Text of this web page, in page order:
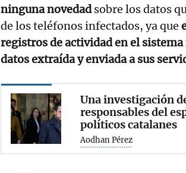
ninguna novedadsobre los datos
de los teléfonos infectados, ya que
registros de actividad en el
datos extraída y enviada a sus
Una investigación
responsables del
políticos catalanes
Aodhan Pérez